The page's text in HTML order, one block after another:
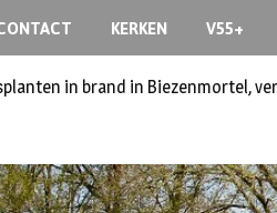
KERKEN V55+
in brand in Biezenmortel,